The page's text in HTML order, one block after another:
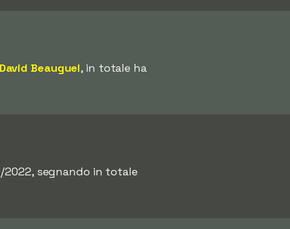
Beauguel, in totale ha
2022, segnando in totale